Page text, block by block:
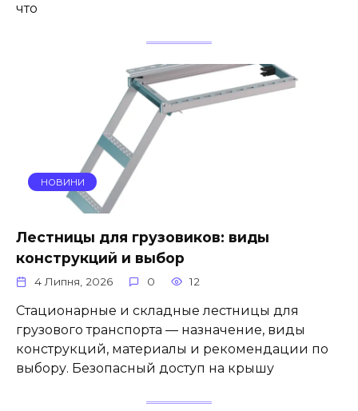
что
НОВИНИ
Лестницы для грузовиков: виды
конструкций и выбор
4 Липня, 2026 0 12
Стационарные и складные лестницы для
грузового транспорта — назначение, виды
конструкций, материалы и рекомендации по
выбору. Безопасный доступ на крышу